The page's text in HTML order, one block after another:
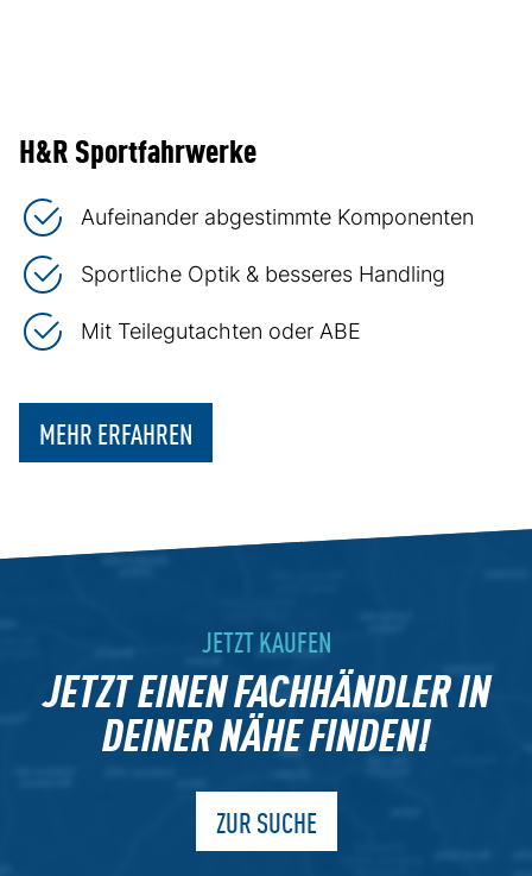
H&R Sportfahrwerke
Aufeinander abgestimmte Komponenten
Sportliche Optik & besseres Handling
Mit Teilegutachten oder ABE
MEHR ERFAHREN
JETZT KAUFEN
JETZT EINEN FACHHÄNDLER IN
DEINER NÄHE FINDEN!
ZUR SUCHE